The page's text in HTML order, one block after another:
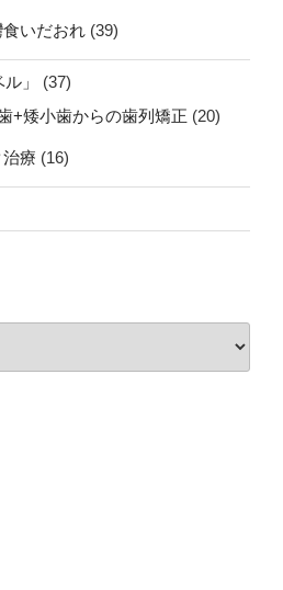
いだおれ (39)
」
(37)
+矮小歯からの歯列矯正 (20)
療 (16)